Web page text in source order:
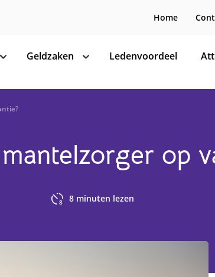
Home
toon
Geldzaken
toon
Ledenvoordeel
op
8 8minuten lezen